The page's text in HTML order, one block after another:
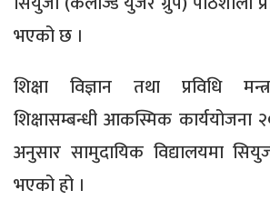
भएको छ ।
शिक्षा विज्ञान तथा प्रविधि
शिक्षासम्बन्धी आकस्मिक कार्ययोजना
अनुसार सामुदायिक विद्यालयमा
भएको हो ।